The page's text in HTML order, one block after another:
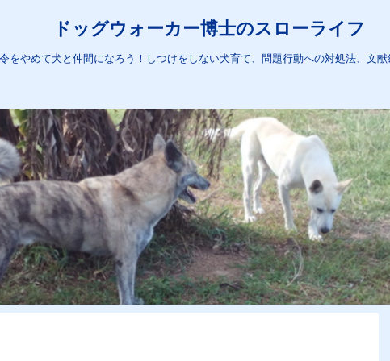
ドッグウォーカー博士のスローライフ
をやめて犬と仲間になろう！しつけをしない犬育て、問題行動への対処法、文